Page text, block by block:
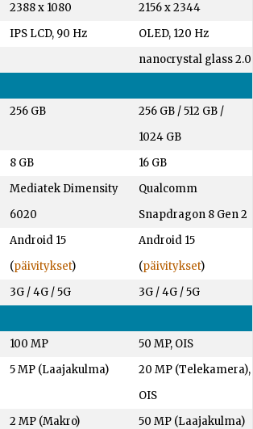
2388 x 1080
2156 x 2344
IPS LCD, 90 Hz
OLED, 120 Hz
nanocrystal glass 2.0
256 GB 256 GB /512 GB /
1024 GB
8 GB
16 GB
Mediatek Dimensity
6020
Qualcomm
Snapdragon 8 Gen 2
Android 15
(päivitykset)
Android 15
(päivitykset)
3G / 4G / 5G
3G / 4G / 5G
100 MP
50 MP, OIS
5 MP (Laajakulma)
20 MP (Telekamera),
OIS
2 MP (Makro)
50 MP (Laajakulma)